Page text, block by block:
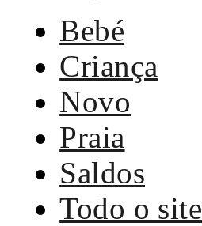
Bebé
Criança
Novo
Praia
Saldos
Todo o site